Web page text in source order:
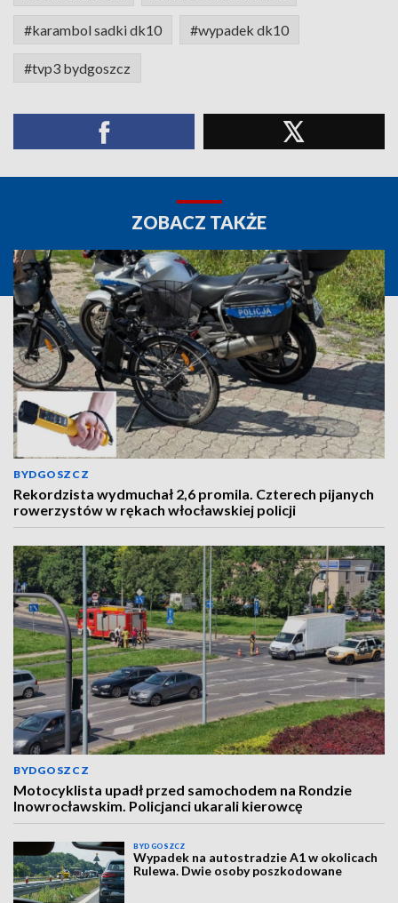
#karambol sadki dk10 #wypadek dk10
#tvp3 bydgoszcz
ZOBACZ TAKŻE
BYDGOSZCZ
Rekordzista wydmuchał 2,6 promila. Czterech pijanych
rowerzystów w rękach włocławskiej policji
BYDGOSZCZ
Motocyklista upadł przed samochodem na Rondzie
Inowrocławskim. Policjanci ukarali kierowcę
BYDGOSZCZ
Wypadek na autostradzie A1 w okolicach
Rulewa. Dwie osoby poszkodowane